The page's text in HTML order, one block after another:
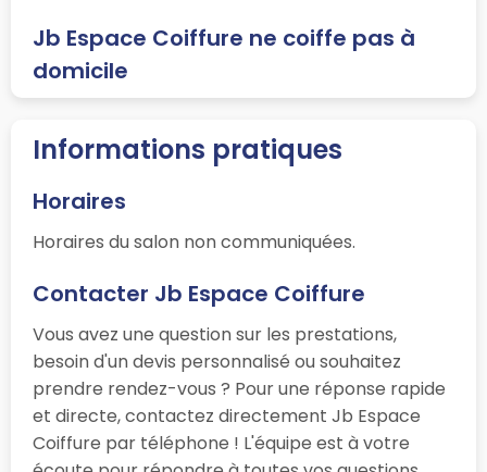
Jb Espace Coiffure ne coiffe pas à
domicile
Informations pratiques
Horaires
Horaires du salon non communiquées.
Contacter Jb Espace Coiffure
Vous avez une question sur les prestations,
besoin d'un devis personnalisé ou souhaitez
prendre rendez-vous ? Pour une réponse rapide
et directe, contactez directement Jb Espace
Coiffure par téléphone ! L'équipe est à votre